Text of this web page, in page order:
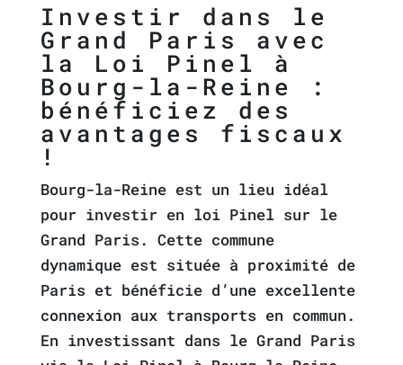
Investir dans le
Grand Paris avec
la Loi Pinel à
Bourg-la-Reine :
bénéficiez des
avantages fiscaux
!
Bourg-la-Reine est un lieu idéal
pour investir en loi Pinel sur le
Grand Paris. Cette commune
dynamique est située à proximité de
Paris et bénéficie d’une excellente
connexion aux transports en commun.
En investissant dans le Grand Paris